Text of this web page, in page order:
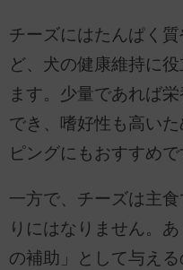
チーズにはたんぱく
ど、犬の健康維持に
ます。少量であれば
でき、嗜好性も高い
ピングにもおすすめで
一方で、チーズは主
りにはなりません。
の補助」として与え